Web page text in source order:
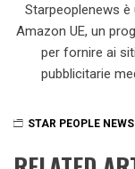
Starpeoplenews
Amazon UE, un
per fornire ai
pubblicitarie
STAR PEOPLE NEWS